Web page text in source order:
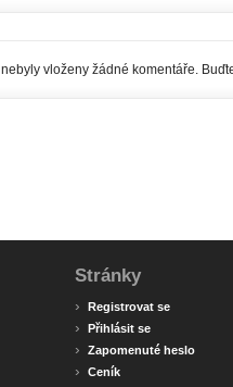
vloženy žádné komentáře.
Stránky
› Registrovat se
› Přihlásit se
› Zapomenuté heslo
› Ceník